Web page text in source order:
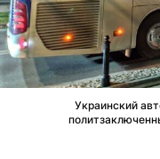
Украинский